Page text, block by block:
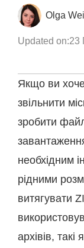
Olga
Updated on:23
Якщо ви
звільнити
зробити
необхідним
рідними
витягувати
архівів, такі